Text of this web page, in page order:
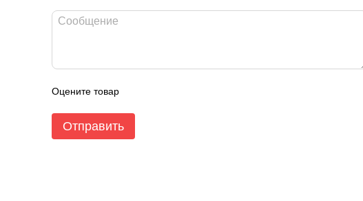
Оцените товар
Отправить